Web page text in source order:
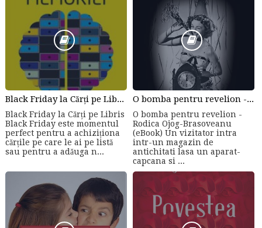
Black Friday la Cărți pe Libris
Black Friday la Cărți pe Libris
Black Friday este momentul
perfect pentru a achiziționa
cărțile pe care le ai pe listă
sau pentru a adăuga n...
O bomba pentru revelion - Rodica Ojog-Brasoveanu (eBook)
O bomba pentru revelion -
Rodica Ojog-Brasoveanu
(eBook) Un vizitator intra
intr-un magazin de
antichitati lasa un aparat-
capcana si ...